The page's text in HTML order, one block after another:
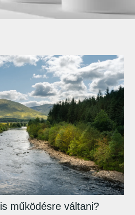
működésre váltani?